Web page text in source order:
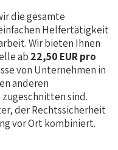
die gesamte
Helfertätigkeit
Wir bieten Ihnen
ab 22,50 EUR pro
von Unternehmen in
anderen
sind.
der Rechtssicherheit
vor Ort kombiniert.